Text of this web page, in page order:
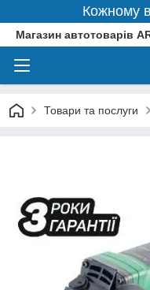
Кожному
Магазин автотоварів
Товари та послуги